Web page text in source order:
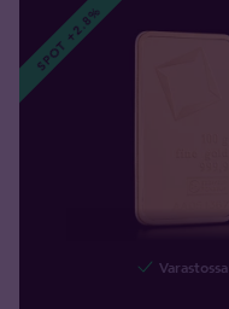
SPOT +2.8%
Varastossa